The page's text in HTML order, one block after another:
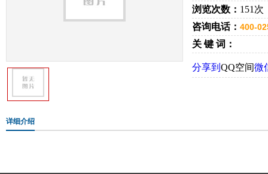
浏览次数： 151次
咨询电话： 400-
关 键 词：
分享到 QQ空间微
详细介绍